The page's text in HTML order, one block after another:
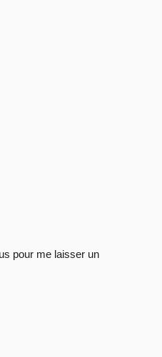
pour me laisser un